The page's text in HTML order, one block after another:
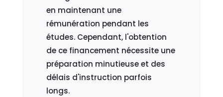
en maintenant une
rémunération pendant les
études. Cependant, l'obtention
de ce financement nécessite une
préparation minutieuse et des
délais d'instruction parfois
longs.